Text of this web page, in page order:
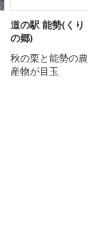
道の駅 能勢(くり
の郷)
秋の栗と能勢の農
産物が目玉